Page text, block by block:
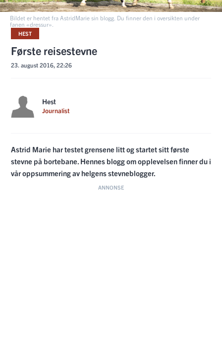
Bildet er hentet fra AstridMarie sin blogg. Du finner den i oversikten under
fanen «dressur».
HEST
Første reisestevne
23. august 2016, 22:26
Hest
Journalist
Astrid Marie har testet grensene litt og startet sitt første
stevne på bortebane. Hennes blogg om opplevelsen finner du i
vår oppsummering av helgens stevneblogger.